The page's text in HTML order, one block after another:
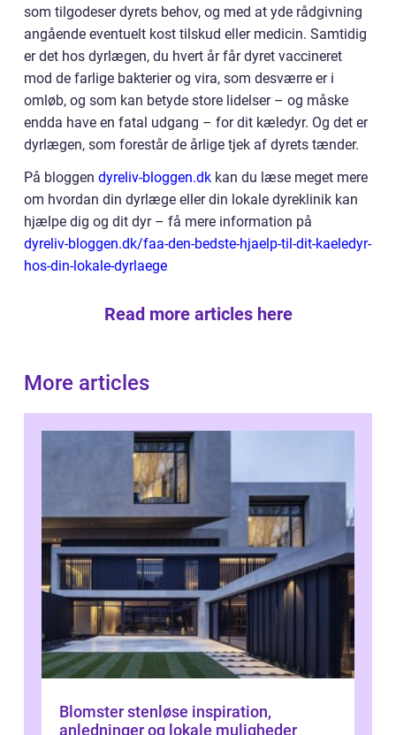
som tilgodeser dyrets behov, og med at yde rådgivning
angående eventuelt kost tilskud eller medicin. Samtidig
er det hos dyrlægen, du hvert år får dyret vaccineret
mod de farlige bakterier og vira, som desværre er i
omløb, og som kan betyde store lidelser – og måske
endda have en fatal udgang – for dit kæledyr. Og det er
dyrlægen, som forestår de årlige tjek af dyrets tænder.
På bloggen dyreliv-bloggen.dk kan du læse meget mere
om hvordan din dyrlæge eller din lokale dyreklinik kan
hjælpe dig og dit dyr – få mere information på
dyreliv-bloggen.dk/faa-den-bedste-hjaelp-til-dit-kaeledyr-
hos-din-lokale-dyrlaege
Read more articles here
More articles
Blomster stenløse inspiration,
anledninger og lokale muligheder